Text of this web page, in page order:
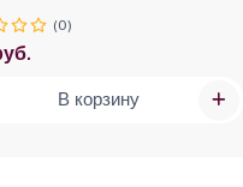
(0)
В корзину